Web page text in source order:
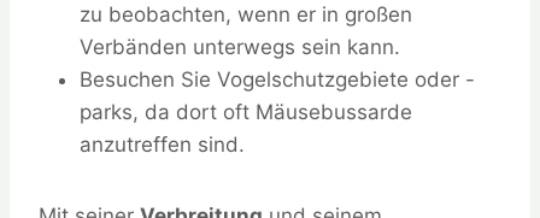
zu beobachten, wenn er in großen
Verbänden unterwegs sein kann.
Besuchen Sie Vogelschutzgebiete oder -
parks, da dort oft Mäusebussarde
anzutreffen sind.